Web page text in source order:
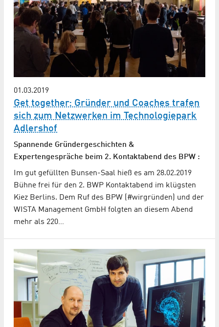
01.03.2019
Get together: Gründer und Coaches trafen
sich zum Netzwerken im Technologiepark
Adlershof
Spannende Gründergeschichten &
Expertengespräche beim 2. Kontaktabend des BPW :
Im gut gefüllten Bunsen-Saal hieß es am 28.02.2019
Bühne frei für den 2. BWP Kontaktabend im klügsten
Kiez Berlins. Dem Ruf des BPW (#wirgründen) und der
WISTA Management GmbH folgten an diesem Abend
mehr als 220…